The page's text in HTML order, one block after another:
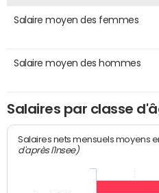
Salaire moyen des femmes
Salaire moyen des hommes
Salaires par classe
Salaires nets mensuels moyens
d'après l'Insee)